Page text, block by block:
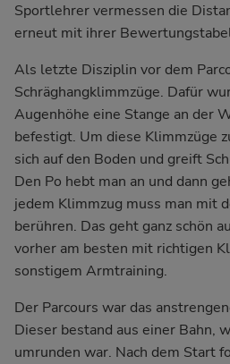
Sportlehrer vermessen die
erneut mit ihrer
Als letzte Disziplin vor dem
Schräghangklimmzüge. Dafür
Augenhöhe eine Stange an der
befestigt. Um diese Klimmzüge
sich auf den Boden und greift
Den Po hebt man an und dann
jedem Klimmzug muss man mit
berühren. Das geht ganz schön
vorher am besten mit richtigen
sonstigem Armtraining.
Der Parcours war das
Dieser bestand aus einer Bahn,
umrunden war. Nach dem Start